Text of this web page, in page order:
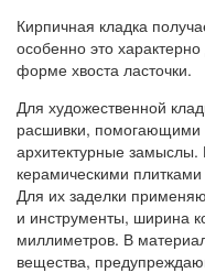
Кирпичная кладка
особенно это
форме хвоста ласточки.
Для художественной
расшивки, помогающими
архитектурные
керамическими
Для их заделки
и инструменты, ширина
миллиметров. В
вещества,